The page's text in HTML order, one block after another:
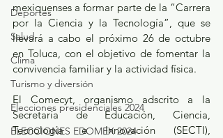
Deportes
Salud
Clima
Turismo y diversión
Elecciones presidenciales 2024
ELECCIONES EDOMEX 2024
mexiquenses a formar parte de la “Carrera
por la Ciencia y la Tecnología”, que se
llevará a cabo el próximo 26 de octubre
en Toluca, con el objetivo de fomentar la
convivencia familiar y la actividad física.
El Comecyt, organismo adscrito a la
Secretaría de Educación, Ciencia,
Tecnología e Innovación (SECTI),